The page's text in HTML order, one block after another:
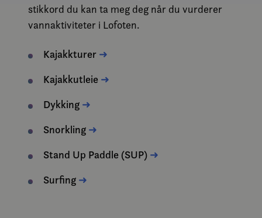
stikkord du kan ta meg deg når du vurderer
vannaktiviteter i Lofoten.
Kajakkturer ➜
Kajakkutleie ➜
Dykking ➜
Snorkling ➜
Stand Up Paddle (SUP) ➜
Surfing ➜